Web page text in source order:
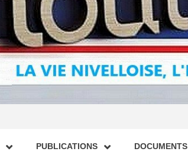
PUBLICATIONS DOCUMENTS